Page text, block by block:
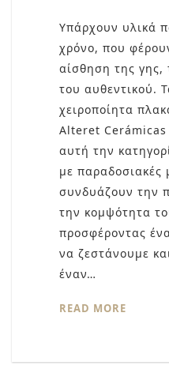
Υπάρχουν υλικά
χρόνο, που
αίσθηση της γης,
του αυθεντικού.
χειροποίητα
Alteret
αυτή την
με παραδοσιακές
συνδυάζουν την
την κομψότητα
προσφέροντας
να ζεστάνουμε
έναν…
READ MORE